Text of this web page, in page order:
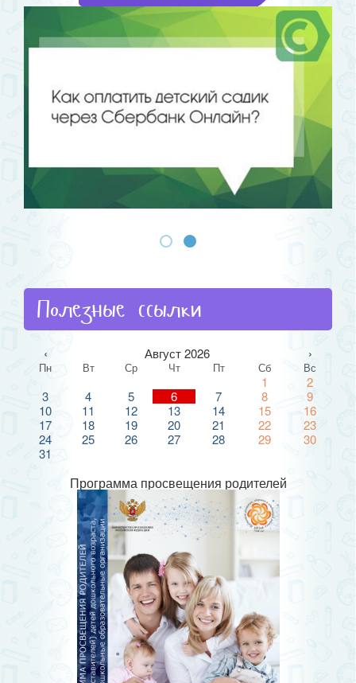
Полезные ссылки
‹ Август 2026 ›
Пн Вт Ср Чт Пт Сб Вс
1
2
3
4 5 6 7 8
9
10
11 12 13 14 15
16
17
18 19 20 21 22
23
24
25 26 27 28 29
30
31
Программа просвещения родителей